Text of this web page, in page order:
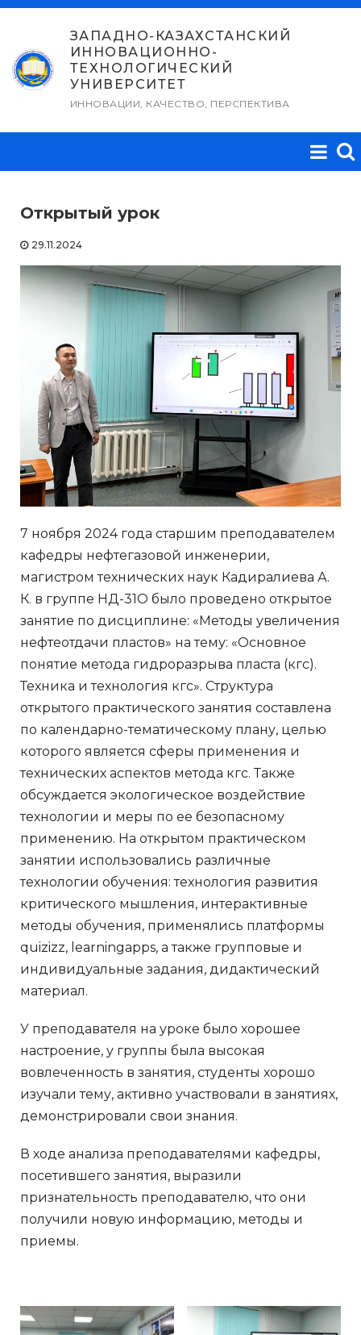
Перейти
содержимому
ЗАПАДНО-КАЗАХСТАНСКИЙ
ИННОВАЦИОННО-
ТЕХНОЛОГИЧЕСКИЙ
УНИВЕРСИТЕТ
ИННОВАЦИИ, КАЧЕСТВО, ПЕРСПЕКТИВА
Открытый урок
29.11.2024
7 ноября 2024 года старшим преподавателем
кафедры нефтегазовой инженерии,
магистром технических наук Кадиралиева А.
К. в группе НД-31О было проведено открытое
занятие по дисциплине: «Методы увеличения
нефтеотдачи пластов» на тему: «Основное
понятие метода гидроразрыва пласта (кгс).
Техника и технология кгс». Структура
открытого практического занятия составлена
по календарно-тематическому плану, целью
которого является сферы применения и
технических аспектов метода кгс. Также
обсуждается экологическое воздействие
технологии и меры по ее безопасному
применению. На открытом практическом
занятии использовались различные
технологии обучения: технология развития
критического мышления, интерактивные
методы обучения, применялись платформы
quizizz, learningapps, а также групповые и
индивидуальные задания, дидактический
материал.
У преподавателя на уроке было хорошее
настроение, у группы была высокая
вовлеченность в занятия, студенты хорошо
изучали тему, активно участвовали в занятиях,
демонстрировали свои знания.
В ходе анализа преподавателями кафедры,
посетившего занятия, выразили
признательность преподавателю, что они
получили новую информацию, методы и
приемы.